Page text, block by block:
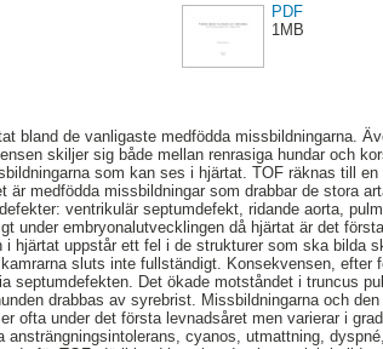
PDF
1MB
bland de vanligaste medfödda missbildningarna.
skiljer sig både mellan renrasiga hundar och
som kan ses i hjärtat. TOF räknas till
är medfödda missbildningar som drabbar de stora
ventrikulär septumdefekt, ridande aorta,
under embryonalutvecklingen då hjärtat är det
i hjärtat uppstår ett fel i de strukturer som ska bilda
sluts inte fullständigt. Konsekvensen, efter
septumdefekten. Det ökade motståndet i truncus
drabbas av syrebrist. Missbildningarna och
ofta under det första levnadsåret men varierar i
ansträngningsintolerans, cyanos, utmattning,